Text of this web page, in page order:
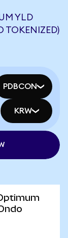
YLD
TOKENIZED)
PDBCON
KRW